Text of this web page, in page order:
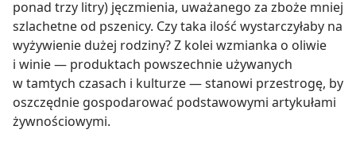
ponad trzy litry) jęczmienia, uważanego za zboże mniej
szlachetne od pszenicy. Czy taka ilość wystarczyłaby na
wyżywienie dużej rodziny? Z kolei wzmianka o oliwie
i winie — produktach powszechnie używanych
w tamtych czasach i kulturze — stanowi przestrogę, by
oszczędnie gospodarować podstawowymi artykułami
żywnościowymi.